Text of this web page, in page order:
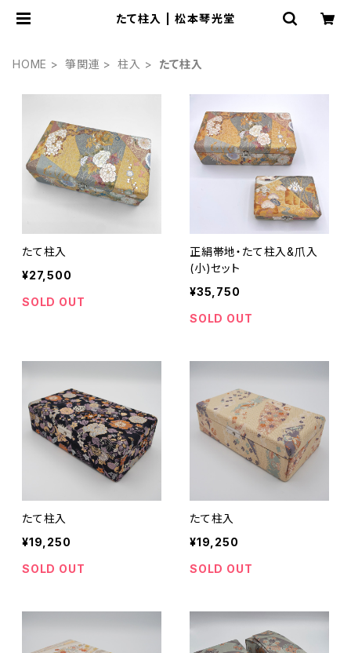
たて柱入 | 松本琴光堂
HOME 箏関連 柱入 たて柱入
たて柱入
¥27,500
SOLD OUT
正絹帯地・たて柱入&爪入
(小)セット
¥35,750
SOLD OUT
たて柱入
¥19,250
SOLD OUT
たて柱入
¥19,250
SOLD OUT